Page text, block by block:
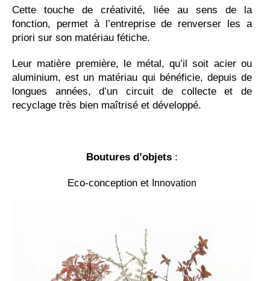
Cette touche de créativité, liée au sens de la
fonction, permet à l’entreprise de renverser les a
priori sur son matériau fétiche.
Leur matière première, le métal, qu’il soit acier ou
aluminium, est un matériau qui bénéficie, depuis de
longues années, d’un circuit de collecte et de
recyclage très bien maîtrisé et développé.
Boutures d’objets :
Eco-conception et Innovation